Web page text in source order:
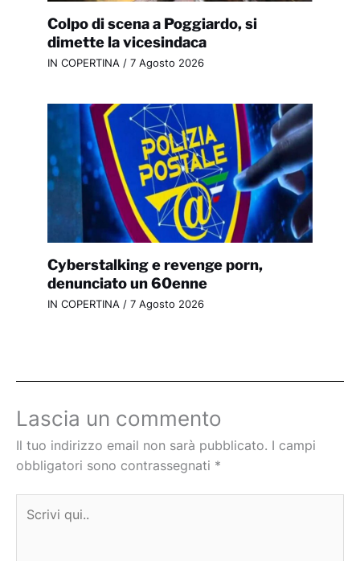
Colpo di scena a Poggiardo, si
dimette la vicesindaca
IN COPERTINA/ 7 Agosto 2026
Cyberstalking e revenge porn,
denunciato un 60enne
IN COPERTINA/ 7 Agosto 2026
Lascia un commento
Il tuo indirizzo email non sarà pubblicato. I campi
obbligatori sono contrassegnati *
qui..